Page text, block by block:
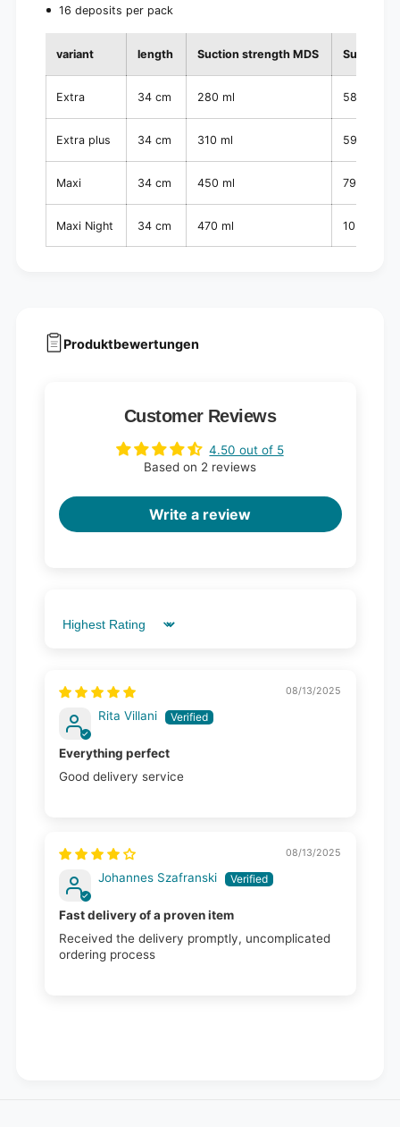
16 deposits per pack
variant length Suction strength MDS Suction
Extra 34 cm 280 ml 585 ml
Extra plus 34 cm 310 ml 596 ml
Maxi 34 cm 450 ml 798 ml
Maxi Night 34 cm 470 ml 1020 ml
Produktbewertungen
Customer Reviews
4.50 out of 5
Based on 2 reviews
Write a review
Sort by
08/13/2025
Rita Villani
Everything perfect
Good delivery service
08/13/2025
Johannes Szafranski
Fast delivery of a proven item
Received the delivery promptly, uncomplicated
ordering process